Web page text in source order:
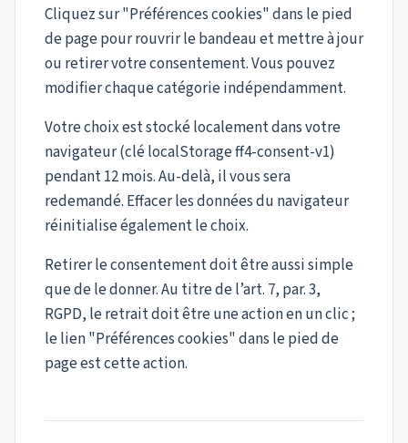
Cliquez sur "Préférences cookies" dans le pied
de page pour rouvrir le bandeau et mettre à jour
ou retirer votre consentement. Vous pouvez
modifier chaque catégorie indépendamment.
Votre choix est stocké localement dans votre
navigateur (clé localStorage ff4-consent-v1)
pendant 12 mois. Au-delà, il vous sera
redemandé. Effacer les données du navigateur
réinitialise également le choix.
Retirer le consentement doit être aussi simple
que de le donner. Au titre de l’art. 7, par. 3,
RGPD, le retrait doit être une action en un clic ;
le lien "Préférences cookies" dans le pied de
page est cette action.